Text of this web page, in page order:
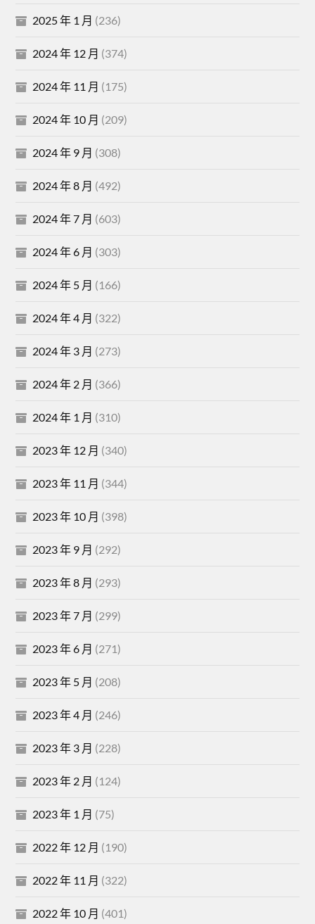
2025 年 1 月 (236)
2024 年 12 月 (374)
2024 年 11 月 (175)
2024 年 10 月 (209)
2024 年 9 月 (308)
2024 年 8 月 (492)
2024 年 7 月 (603)
2024 年 6 月 (303)
2024 年 5 月 (166)
2024 年 4 月 (322)
2024 年 3 月 (273)
2024 年 2 月 (366)
2024 年 1 月 (310)
2023 年 12 月 (340)
2023 年 11 月 (344)
2023 年 10 月 (398)
2023 年 9 月 (292)
2023 年 8 月 (293)
2023 年 7 月 (299)
2023 年 6 月 (271)
2023 年 5 月 (208)
2023 年 4 月 (246)
2023 年 3 月 (228)
2023 年 2 月 (124)
2023 年 1 月 (75)
2022 年 12 月 (190)
2022 年 11 月 (322)
2022 年 10 月 (401)